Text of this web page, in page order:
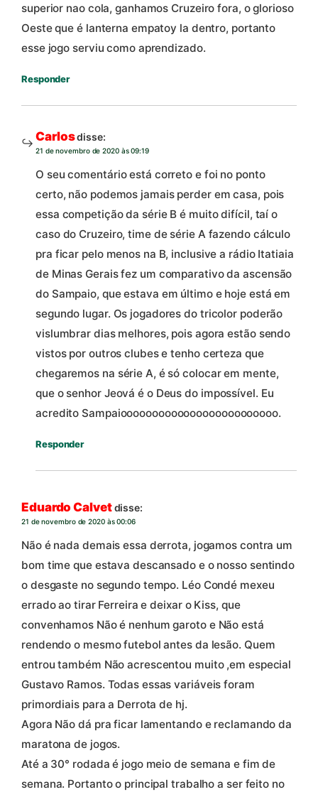
superior nao cola, ganhamos Cruzeiro fora, o glorioso
Oeste que é lanterna empatoy la dentro, portanto
esse jogo serviu como aprendizado.
Responder
Carlosdisse:
21 de novembro de 2020 às 09:19
O seu comentário está correto e foi no ponto
certo, não podemos jamais perder em casa, pois
essa competição da série B é muito difícil, taí o
caso do Cruzeiro, time de série A fazendo cálculo
pra ficar pelo menos na B, inclusive a rádio Itatiaia
de Minas Gerais fez um comparativo da ascensão
do Sampaio, que estava em último e hoje está em
segundo lugar. Os jogadores do tricolor poderão
vislumbrar dias melhores, pois agora estão sendo
vistos por outros clubes e tenho certeza que
chegaremos na série A, é só colocar em mente,
que o senhor Jeová é o Deus do impossível. Eu
acredito Sampaiooooooooooooooooooooooooo.
Responder
Eduardo Calvetdisse:
21 de novembro de 2020 às 00:06
Não é nada demais essa derrota, jogamos contra um
bom time que estava descansado e o nosso sentindo
o desgaste no segundo tempo. Léo Condé mexeu
errado ao tirar Ferreira e deixar o Kiss, que
convenhamos Não é nenhum garoto e Não está
rendendo o mesmo futebol antes da lesão. Quem
entrou também Não acrescentou muito ,em especial
Gustavo Ramos. Todas essas variáveis foram
primordiais para a Derrota de hj.
Agora Não dá pra ficar lamentando e reclamando da
maratona de jogos.
Até a 30° rodada é jogo meio de semana e fim de
semana. Portanto o principal trabalho a ser feito no